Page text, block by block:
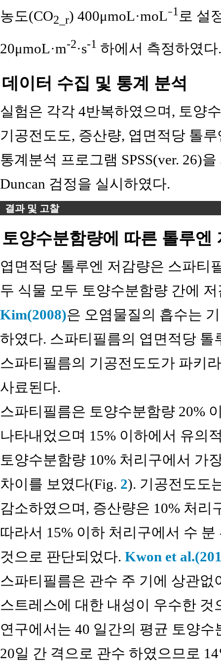
농도(CO2_r) 400μmoL·moL⁻1 로 설
20μmoL·m-2·s-1 하에서 측정하였다.
데이터 수집 및 통계 분석
실험은 각각 4반복하였으며, 토양
기공전도도, 증산량, 엽면적당 톨
통계분석 프로그램 SPSS(ver. 26)
Duncan 검정을 실시하였다.
결과 및 고찰
토양수분함량에 따른 톨루엔
엽면적당 톨루엔 저감량은 스파티
두 식물 모두 토양수분함량 간에
Kim(2008)은 오염물질의 흡수는
하였다. 스파티필름의 엽면적당
스파티필름의 기공전도도가 파키
사료된다.
스파티필름은 토양수분함량 20%
나타내었으며 15% 이하에서 유의
토양수분함량 10% 처리구에서 가
차이를 보였다(Fig. 2). 기공전도도
감소하였으며, 증산량은 10% 처리
따라서 15% 이하 처리구에서 수
것으로 판단되었다. Kwon et
스파티필름은 관수 주 기에 상관
스트레스에 대한 내성이 우수한
연구에서는 40 일간의 평균 토양
20일 간 격으로 관수 하였으므로